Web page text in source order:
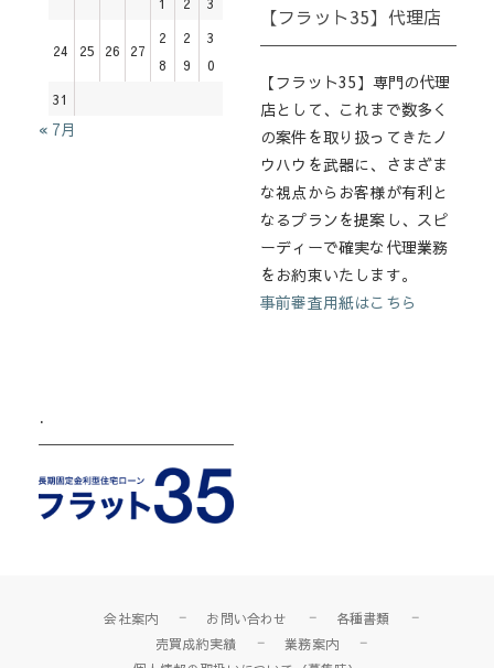
24 25 26 27
2
8
2
9
3
0
31
« 7月
【フラット35】代理店
【フラット35】専門の代理
店として、これまで数多く
の案件を取り扱ってきたノ
ウハウを武器に、さまざま
な視点からお客様が有利と
なるプランを提案し、スピ
ーディーで確実な代理業務
をお約束いたします。
事前審査用紙はこちら
.
会社案内 お問い合わせ
各種書類
売買成約実績
業務案内